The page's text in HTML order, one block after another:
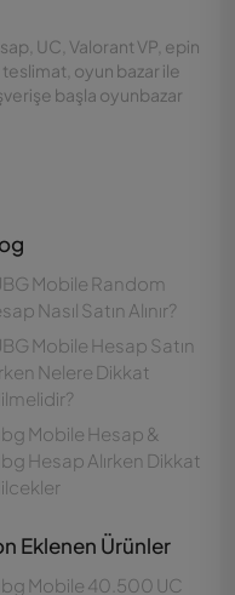
UC, Valorant VP, epin
teslimat, oyun bazar ile
başla oyunbazar
Mobile Random
Nasıl Satın Alınır?
Mobile Hesap Satın
Nelere Dikkat
Mobile Hesap &
Hesap Alırken Dikkat
Eklenen Ürünler
Mobile 40.500 UC